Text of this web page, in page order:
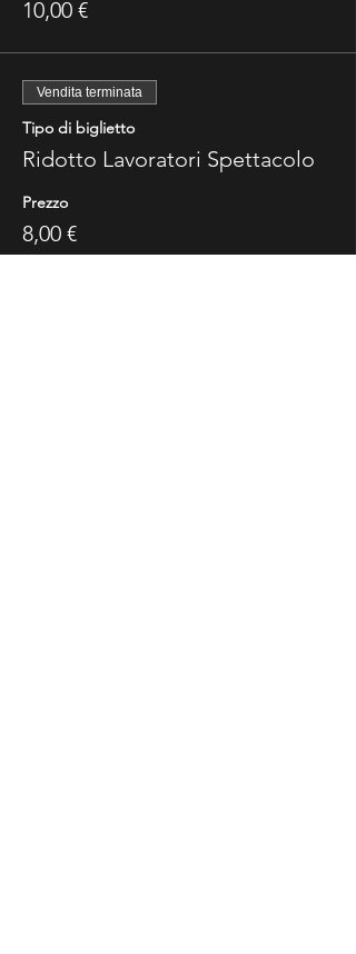
10,00 €
Vendita terminata
Tipo di biglietto
Ridotto Lavoratori Spettacolo
Prezzo
8,00 €